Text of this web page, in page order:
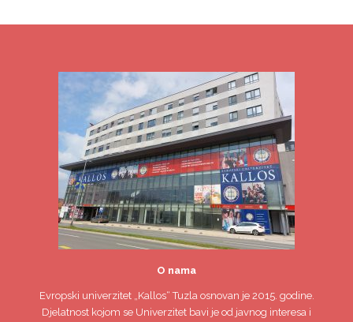
O nama
Evropski univerzitet„Kallos“ Tuzla osnovan je 2015. godine.
Djelatnost kojom se Univerzitet bavi je od javnog interesa i